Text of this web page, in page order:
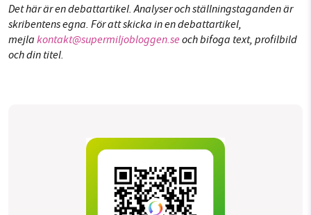
Det här är en debattartikel. Analyser och ställningstaganden är
skribentens egna. För att skicka in en debattartikel,
mejlakontakt@supermiljobloggen.seoch bifoga text, profilbild
och din titel.